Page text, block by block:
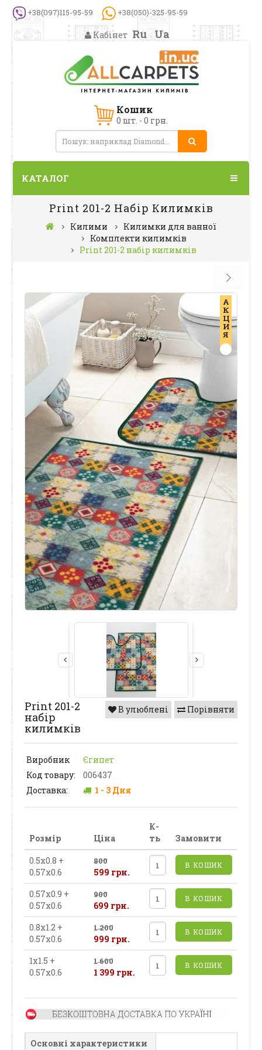
+38(097)115-95-59 +38(050)-325-95-59
Кабінет Ru Ua
Кошик
0 шт. - 0 грн.
КАТАЛОГ
Print 201-2 Набір Килимків
Килими
Килимки для ванної
Комплекти килимків
Print 201-2 набір килимків
А
К
Ц
И
Я
Порівняти
В улюблені
Print 201-2
набір
килимків
Виробник
Єгипет
Код товару:
006437
Доставка:
1 - 3 Дня
Розмір Ціна
К-
ть
Замовити
0.5х0.8 +
0.57х0.6
800
599 грн.
В КОШИК
0.57х0.9 +
0.57х0.6
900
699 грн.
В КОШИК
0.8х1.2 +
0.57х0.6
1 200
999 грн.
В КОШИК
1х1.5 +
0.57х0.6
1 600
1 399 грн.
В КОШИК
Основні характеристики